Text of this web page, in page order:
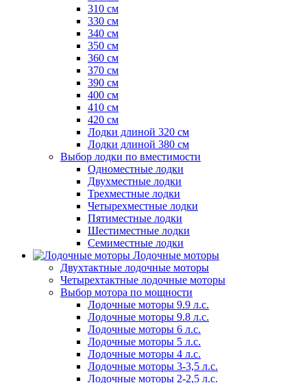
310 см
330 см
340 см
350 см
360 см
370 см
390 см
400 см
410 см
420 см
Лодки длиной 320 см
Лодки длиной 380 см
Выбор лодки по вместимости
Одноместные лодки
Двухместные лодки
Трехместные лодки
Четырехместные лодки
Пятиместные лодки
Шестиместные лодки
Семиместные лодки
Лодочные моторы
Двухтактные лодочные моторы
Четырехтактные лодочные моторы
Выбор мотора по мощности
Лодочные моторы 9.9 л.с.
Лодочные моторы 9.8 л.с.
Лодочные моторы 6 л.с.
Лодочные моторы 5 л.с.
Лодочные моторы 4 л.с.
Лодочные моторы 3-3,5 л.с.
Лодочные моторы 2-2,5 л.с.